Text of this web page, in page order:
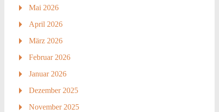
Mai 2026
April 2026
März 2026
Februar 2026
Januar 2026
Dezember 2025
November 2025